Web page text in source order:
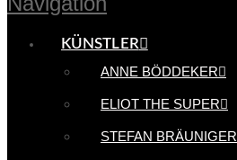
KÜNSTLER
ANNE BÖDDEKER
ELIOT THE SUPER
STEFAN BRÄUNIGER